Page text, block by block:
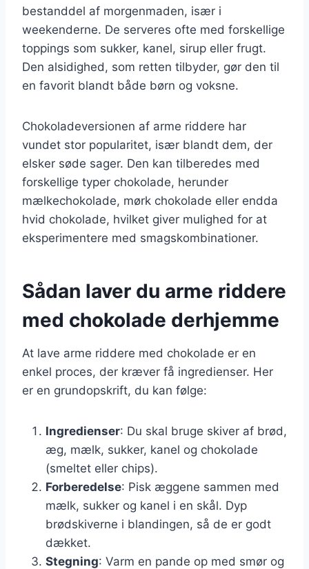
bestanddel af morgenmaden, især i
weekenderne. De serveres ofte med forskellige
toppings som sukker, kanel, sirup eller frugt.
Den alsidighed, som retten tilbyder, gør den til
en favorit blandt både børn og voksne.
Chokoladeversionen af arme riddere har
vundet stor popularitet, især blandt dem, der
elsker søde sager. Den kan tilberedes med
forskellige typer chokolade, herunder
mælkechokolade, mørk chokolade eller endda
hvid chokolade, hvilket giver mulighed for at
eksperimentere med smagskombinationer.
Sådan laver du arme riddere
med chokolade derhjemme
At lave arme riddere med chokolade er en
enkel proces, der kræver få ingredienser. Her
er en grundopskrift, du kan følge:
Ingredienser: Du skal bruge skiver af brød,
æg, mælk, sukker, kanel og chokolade
(smeltet eller chips).
Forberedelse: Pisk æggene sammen med
mælk, sukker og kanel i en skål. Dyp
brødskiverne i blandingen, så de er godt
dækket.
Stegning: Varm en pande op med smør og